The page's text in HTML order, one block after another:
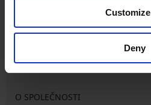
Customize
Deny
SLUŽBY ZÁKAZNÍKŮM
OBECNÉ INFORMACE
O SPOLEČNOSTI